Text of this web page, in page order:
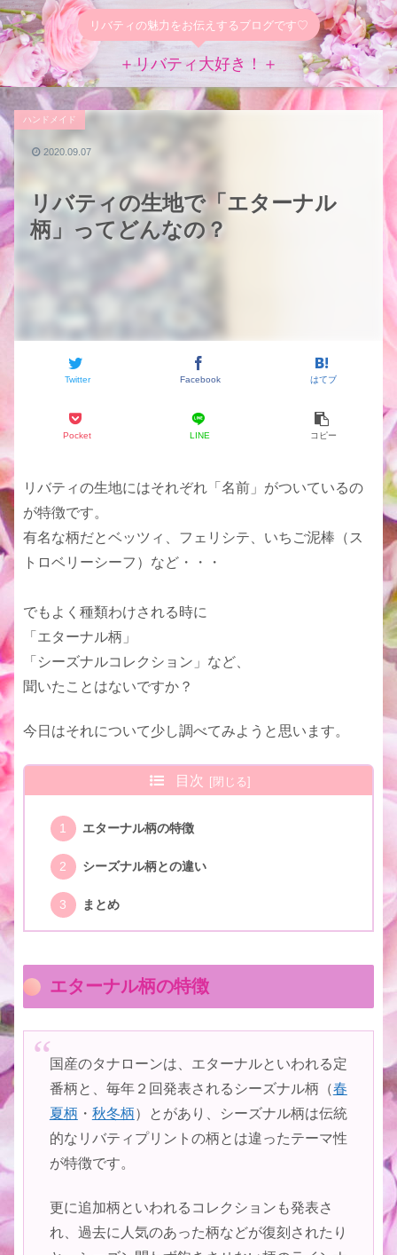
リバティの魅力をお伝えするブログです♡
＋リバティ大好き！＋
リバティの生地で「エターナル
柄」ってどんなの？
ハンドメイド
Twitter Facebook はてブ
Pocket LINE コピー
2020.09.07
リバティの生地にはそれぞれ「名前」がついているの
が特徴です。
有名な柄だとベッツィ、フェリシテ、いちご泥棒（ス
トロベリーシーフ）など・・・
でもよく種類わけされる時に
「エターナル柄」
「シーズナルコレクション」など、
聞いたことはないですか？
今日はそれについて少し調べてみようと思います。
目次
エターナル柄の特徴
シーズナル柄との違い
まとめ
エターナル柄の特徴
国産のタナローンは、エターナルといわれる定
番柄と、毎年２回発表されるシーズナル柄（春
夏柄 ・ 秋冬柄）とがあり、シーズナル柄は伝統
的なリバティプリントの柄とは違ったテーマ性
が特徴です。
更に追加柄といわれるコレクションも発表さ
れ、過去に人気のあった柄などが復刻されたり